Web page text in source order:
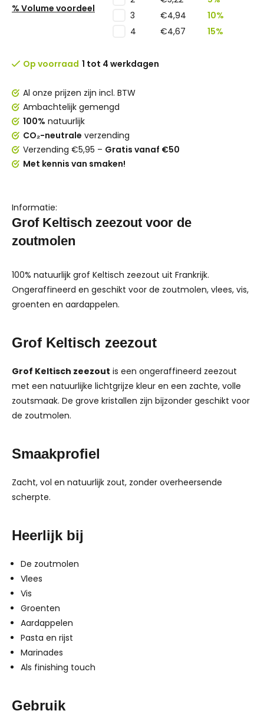
% Volume voordeel
3
€4,94
10%
4
€4,67 15%
Op voorraad 1 tot 4 werkdagen
Al onze prijzen zijn incl. BTW
Ambachtelijk gemengd
100% natuurlijk
CO₂-neutrale verzending
Verzending €5,95 – Gratis vanaf €50
Met kennis van smaken!
Informatie:
Grof Keltisch zeezout voor de
zoutmolen
100% natuurlijk grof Keltisch zeezout uit Frankrijk.
Ongeraffineerd en geschikt voor de zoutmolen, vlees, vis,
groenten en aardappelen.
Grof Keltisch zeezout
Grof Keltisch zeezout is een ongeraffineerd zeezout
met een natuurlijke lichtgrijze kleur en een zachte, volle
zoutsmaak. De grove kristallen zijn bijzonder geschikt voor
de zoutmolen.
Smaakprofiel
Zacht, vol en natuurlijk zout, zonder overheersende
scherpte.
Heerlijk bij
De zoutmolen
Vlees
Vis
Groenten
Aardappelen
Pasta en rijst
Marinades
Als finishing touch
Gebruik